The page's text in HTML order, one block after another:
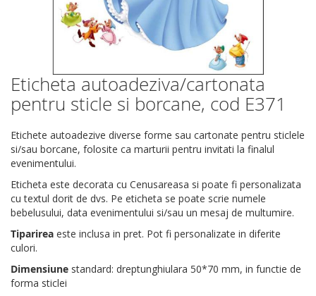
Eticheta autoadeziva/cartonata
pentru sticle si borcane, cod E371
Etichete autoadezive diverse forme sau cartonate pentru sticlele
si/sau borcane, folosite ca marturii pentru invitati la finalul
evenimentului.
Eticheta este decorata cu Cenusareasa si poate fi personalizata
cu textul dorit de dvs. Pe eticheta se poate scrie numele
bebelusului, data evenimentului si/sau un mesaj de multumire.
Tiparirea este inclusa in pret. Pot fi personalizate in diferite
culori.
Dimensiune standard: dreptunghiulara 50*70 mm, in functie de
forma sticlei
Skip
to
the
of
the
images
gallery